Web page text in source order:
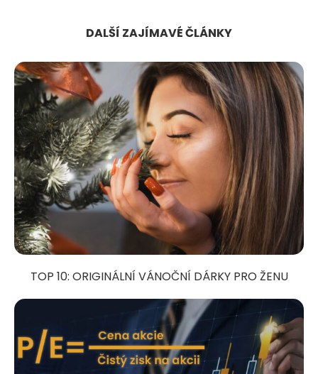
DALŠÍ ZAJÍMAVÉ ČLÁNKY
TOP 10: ORIGINÁLNÍ VÁNOČNÍ DÁRKY PRO ŽENU